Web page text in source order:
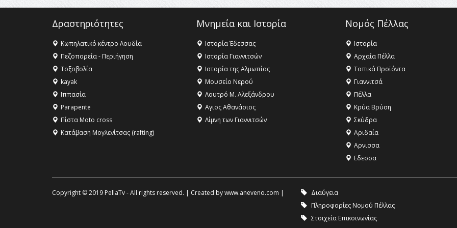
Δραστηριότητες
Κωπηλατικό κέντρο Λουδία
Πεζοπορεία - Περιήγηση
Τοξοβολία
kayak
Ιππασία
Parapente
Πίστα Moto cross
Κατάβαση Μογλενίτσας (rafting)
Μνημεία και Ιστορία
Ιστορία Έδεσσας
Ιστορία Γιαννιτσών
Ιστορία της Αλμωπίας
Μουσείο Νερού
Λουτρό Μ. Αλεξάνδρου
Αγιος Αθανάσιος
Λίμνη των Γιαννιτσών
Νομός Πέλλας
Ιστορία
Αρχαία Πέλλα
Τοπικά Προϊόντα
Γιαννιτσά
Πέλλα
Κρύα Βρύση
Σκύδρα
Αριδαία
Aρνισσα
Eδεσσα
Copyright © 2019 PellaTv - All rights reserved. | Created bywww.aneveno.com | Διαύγεια
Πληροφορίες Νομού Πέλλας
Στοιχεία Επικοινωνίας